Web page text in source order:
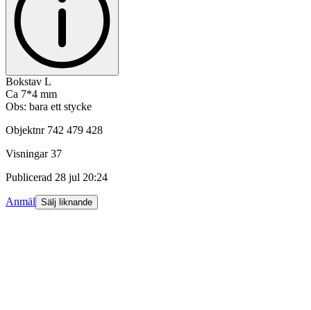
Bokstav L
Ca 7*4 mm
Obs: bara ett stycke
Objektnr 742 479 428
Visningar 37
Publicerad 28 jul 20:24
Anmäl Sälj liknande